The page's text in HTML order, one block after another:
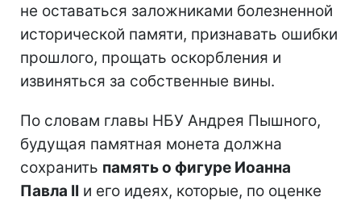
не оставаться заложниками болезненной
исторической памяти, признавать ошибки
прошлого, прощать оскорбления и
извиняться за собственные вины.
По словам главы НБУ Андрея Пышного,
будущая памятная монета должна
сохранить память о фигуре Иоанна
Павла II и его идеях, которые, по оценке